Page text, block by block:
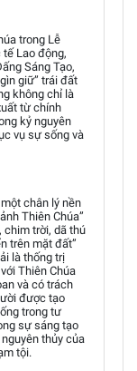
trong Lễ
tế Lao động,
Sáng Tạo,
giữ” trái đất
không chỉ là
từ chính
kỷ nguyên
vụ sự sống và
chân lý nền
Thiên Chúa”
chim trời, dã thú
trên mặt đất”
là thống trị
Thiên Chúa
và có trách
được tạo
trong tư
sự sáng tạo
thủy của
tội.